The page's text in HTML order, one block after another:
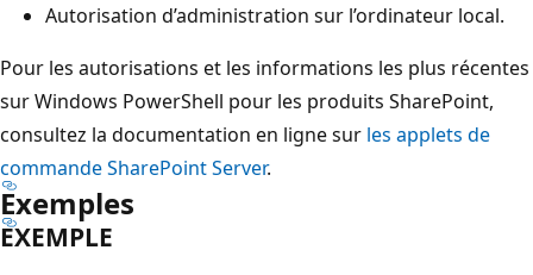
Autorisation d’administration sur l’ordinateur local.
Pour les autorisations et les informations les plus récentes
sur Windows PowerShell pour les produits SharePoint,
consultez la documentation en ligne sur les applets de
commande SharePoint Server.
Exemples
EXEMPLE